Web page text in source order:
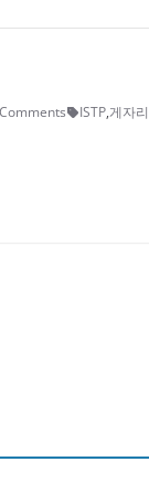
ISTP,게자리